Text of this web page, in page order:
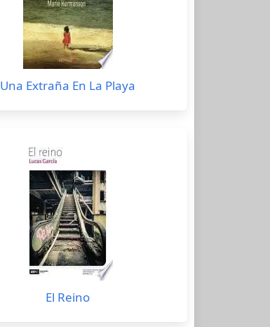
Una Extraña En La Playa
El Reino